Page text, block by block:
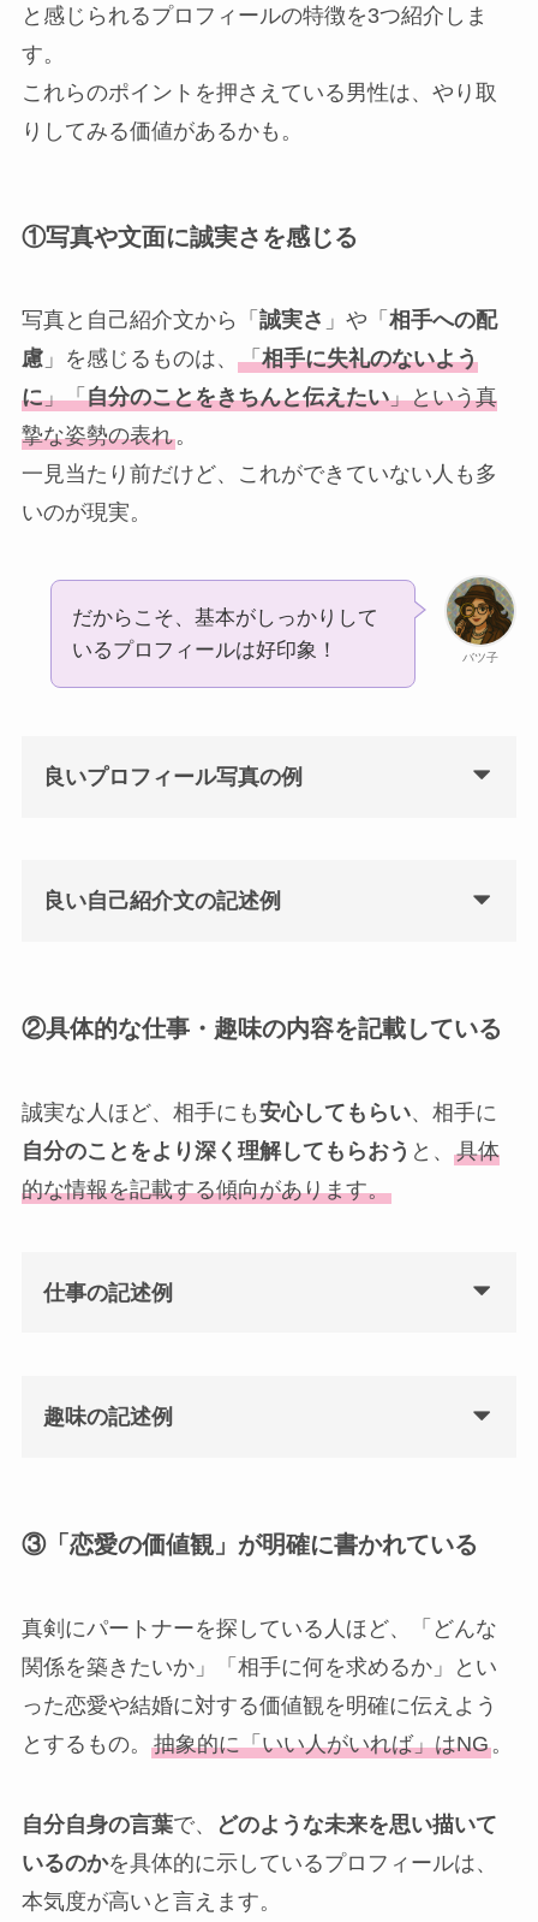
と感じられるプロフィールの特徴を3つ紹介しま
す。
これらのポイントを押さえている男性は、やり取
りしてみる価値があるかも。
①写真や文面に誠実さを感じる
写真と自己紹介文から「 誠実さ 」や「 相手への配
慮」を感じるものは、 「相手に失礼のないよう
に」「自分のことをきちんと伝えたい」という真
摯な姿勢の表れ。
一見当たり前だけど、これができていない人も多
いのが現実。
バツ子
だからこそ、基本がしっかりして
いるプロフィールは好印象！
良いプロフィール写真の例
良い自己紹介文の記述例
②具体的な仕事・趣味の内容を記載している
誠実な人ほど、相手にも安心してもらい、相手に
自分のことをより深く理解してもらおう と、 具体
的な情報を記載する傾向があります。
仕事の記述例
趣味の記述例
③「恋愛の価値観」が明確に書かれている
真剣にパートナーを探している人ほど、「どんな
関係を築きたいか」「相手に何を求めるか」とい
った恋愛や結婚に対する価値観を明確に伝えよう
とするもの。 抽象的に「いい人がいれば」はNG。
自分自身の言葉で、
どのような未来を思い描いて
いるのかを具体的に示しているプロフィールは、
本気度が高いと言えます。